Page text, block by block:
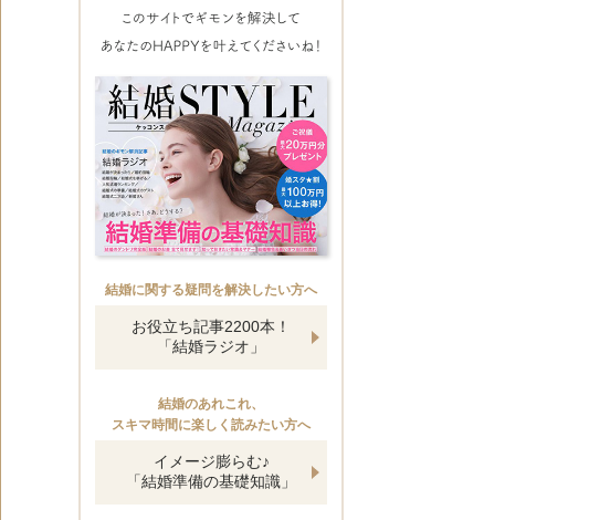
結婚に関する疑問を解決したい方へ
お役立ち記事2200本！
「結婚ラジオ」
結婚のあれこれ、
スキマ時間に楽しく読みたい方へ
イメージ膨らむ♪
「結婚準備の基礎知識」